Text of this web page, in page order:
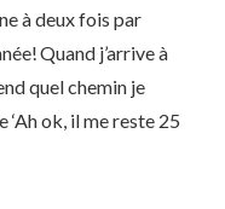
à deux fois par
Quand j’arrive à
quel chemin je
‘Ah ok, il me reste 25